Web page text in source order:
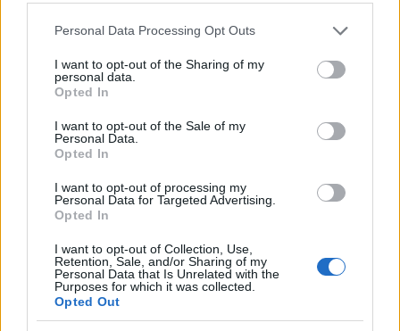
Please note that this website/app uses one or more Google
not limited to your visit or usage behaviour. You may click to
grant or deny consent to Google and its third-party tags to
use your data for below specified purposes in below Google
consent section.
Personal Data Processing Opt Outs
I want to opt-out of the Sharing of my
personal data.
Opted In
I want to opt-out of the Sale of my
Personal Data.
Opted In
I want to opt-out of processing my
Personal Data for Targeted Advertising.
Opted In
I want to opt-out of Collection, Use,
Retention, Sale, and/or Sharing of my
Personal Data that Is Unrelated with the
Purposes for which it was collected.
Opted Out
lemezei.Soltész Rezsőtől aBoney M Bowie
terjed a szerkesztőségi hatáslista – érdemes
megnézni, kinek mi segített ráeszmélnie arra, hogy a
Magyar rocktöri
cikkválogatásunk keretében a harmincéves
jubileumát idén ünneplőKFT-vel készített
nagyinterjú mellett megszólaltattuk a 25 éve, az
1986-ban megjelentStage Passcímű könyv óta
hallgató legendás magyar roadot,Kraft Tamás
valamint bemutatjuk a 80-as évek legmenőbb
magyar poplapját, a mára szinte elfeledett